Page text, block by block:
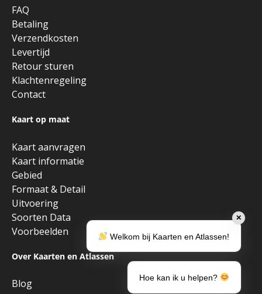
FAQ
Betaling
Verzendkosten
Levertijd
Retour sturen
Klachtenregeling
Contact
Kaart op maat
Kaart aanvragen
Kaart informatie
Gebied
Formaat & Detail
Uitvoering
Soorten Data
Voorbeelden
Over Kaarten en Atlassen
Blog
✕
Welkom bij Kaarten en Atlassen!
Hoe kan ik u helpen?